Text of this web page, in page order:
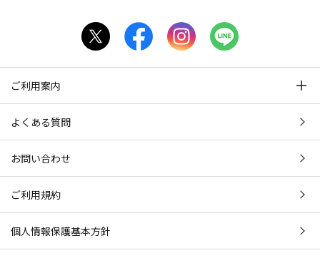
ご利用案内
よくある質問
お問い合わせ
ご利用規約
個人情報保護基本方針